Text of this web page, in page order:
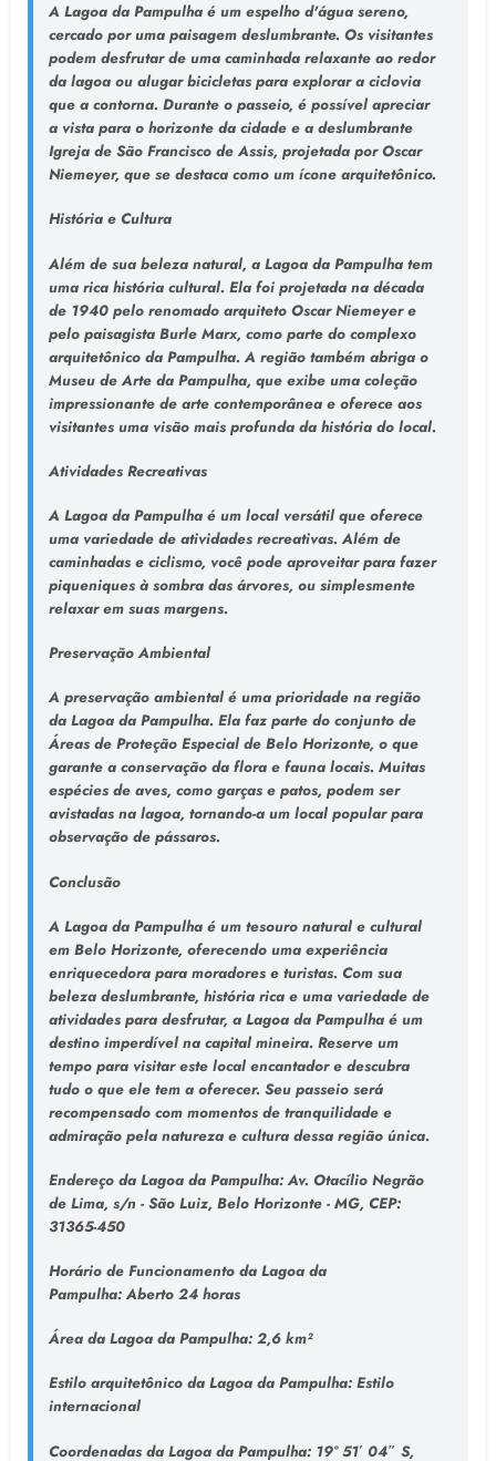
A Lagoa da Pampulha é um espelho d'água sereno,
cercado por uma paisagem deslumbrante. Os visitantes
podem desfrutar de uma caminhada relaxante ao redor
da lagoa ou alugar bicicletas para explorar a ciclovia
que a contorna. Durante o passeio, é possível apreciar
a vista para o horizonte da cidade e a deslumbrante
Igreja de São Francisco de Assis, projetada por Oscar
Niemeyer, que se destaca como um ícone arquitetônico.
História e Cultura
Além de sua beleza natural, a Lagoa da Pampulha tem
uma rica história cultural. Ela foi projetada na década
de 1940 pelo renomado arquiteto Oscar Niemeyer e
pelo paisagista Burle Marx, como parte do complexo
arquitetônico da Pampulha. A região também abriga o
Museu de Arte da Pampulha, que exibe uma coleção
impressionante de arte contemporânea e oferece aos
visitantes uma visão mais profunda da história do local.
Atividades Recreativas
A Lagoa da Pampulha é um local versátil que oferece
uma variedade de atividades recreativas. Além de
caminhadas e ciclismo, você pode aproveitar para fazer
piqueniques à sombra das árvores, ou simplesmente
relaxar em suas margens.
Preservação Ambiental
A preservação ambiental é uma prioridade na região
da Lagoa da Pampulha. Ela faz parte do conjunto de
Áreas de Proteção Especial de Belo Horizonte, o que
garante a conservação da flora e fauna locais. Muitas
espécies de aves, como garças e patos, podem ser
avistadas na lagoa, tornando-a um local popular para
observação de pássaros.
Conclusão
A Lagoa da Pampulha é um tesouro natural e cultural
em Belo Horizonte, oferecendo uma experiência
enriquecedora para moradores e turistas. Com sua
beleza deslumbrante, história rica e uma variedade de
atividades para desfrutar, a Lagoa da Pampulha é um
destino imperdível na capital mineira. Reserve um
tempo para visitar este local encantador e descubra
tudo o que ele tem a oferecer. Seu passeio será
recompensado com momentos de tranquilidade e
admiração pela natureza e cultura dessa região única.
Endereço da Lagoa da Pampulha: Av. Otacílio Negrão
de Lima, s/n - São Luiz, Belo Horizonte - MG, CEP:
31365-450
Horário de Funcionamento da Lagoa da
Pampulha:Aberto 24 horas
Área da Lagoa da Pampulha:2,6 km²
Estilo arquitetônico da Lagoa da Pampulha:Estilo
internacional
Coordenadas da Lagoa da Pampulha:19° 51′ 04″ S,